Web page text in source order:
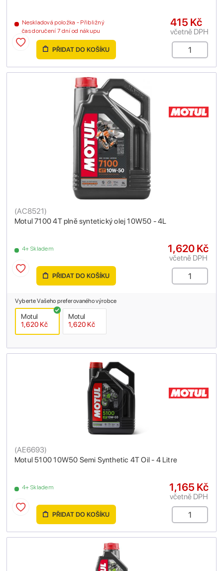
Neskladová položka - Přibližný
čas doručení 7 dní od nákupu
415 Kč
včetně DPH
PŘIDAT DO KOŠÍKU
Motul 7100 4T plně syntetický olej 10W50 - 4L
(AC8521)
4+ Skladem 1,620 Kč
včetně DPH
PŘIDAT DO KOŠÍKU
Vyberte Vašeho preferovaného výrobce
Motul
1,620 Kč
Motul
1,620 Kč
Motul 5100 10W50 Semi Synthetic 4T Oil - 4 Litre
(AE6693)
4+ Skladem 1,165 Kč
včetně DPH
PŘIDAT DO KOŠÍKU